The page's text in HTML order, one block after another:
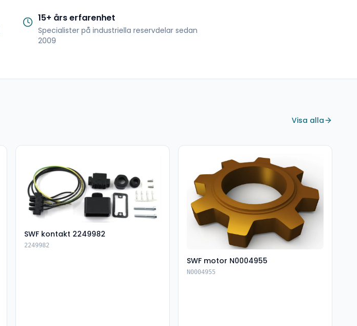
15+ års erfarenhet
Specialister på industriella reservdelar sedan
2009
Visa alla
SWF kontakt 2249982
2249982
SWF motor N0004955
N0004955